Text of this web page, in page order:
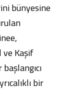
ve Hizmet Ücretleri
Yatırımcı İlişkileri
ve Hizmet Ücretleri
bünyesine
ve Kaşif
bir